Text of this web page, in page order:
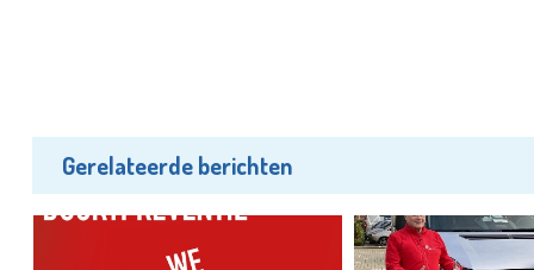
Gerelateerde berichten